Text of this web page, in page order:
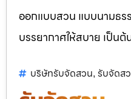
ออกแบบสวน แบบนามธร
บรรยากาศให้สบาย เป็นต้
บริษัทรับจัดสวน, รับจัดส